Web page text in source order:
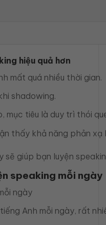
hiệu quả hơn
mất quá nhiều thời gian.
shadowing.
mục tiêu là duy trì thói
thấy khả năng phản
sẽ giúp bạn luyện
speaking mỗi ngày
Anh mỗi ngày, rất